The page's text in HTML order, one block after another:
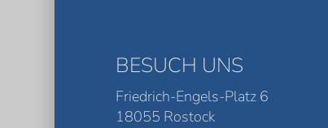
BESUCH UNS
Friedrich-Engels-Platz 6
18055 Rostock